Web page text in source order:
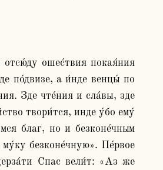
по́двизе, а и́нде венцы́ по
Зде чте́ния и сла́вы, зде
твори́тся, инде у́бо ему́
благ, но и безконе́чным
безконе́чную». Пе́рвое
Спас вели́т: «Аз же